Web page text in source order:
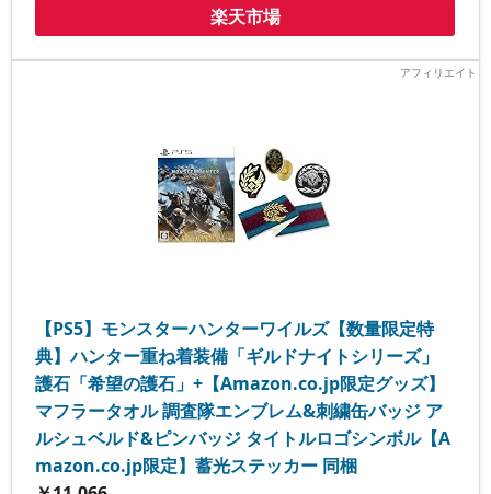
楽天市場
【PS5】モンスターハンターワイルズ【数量限定特
典】ハンター重ね着装備「ギルドナイトシリーズ」
護石「希望の護石」+【Amazon.co.jp限定グッズ】
マフラータオル 調査隊エンブレム&刺繍缶バッジ ア
ルシュベルド&ピンバッジ タイトルロゴシンボル【A
mazon.co.jp限定】蓄光ステッカー 同梱